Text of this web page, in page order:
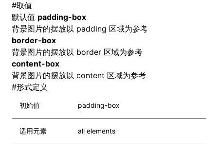
#取值
默认值 padding-box
背景图片的摆放以 padding 区域为参考
border-box
背景图片的摆放以 border 区域为参考
content-box
背景图片的摆放以 content 区域为参考
#形式定义
初始值 padding-box
适用元素 all elements